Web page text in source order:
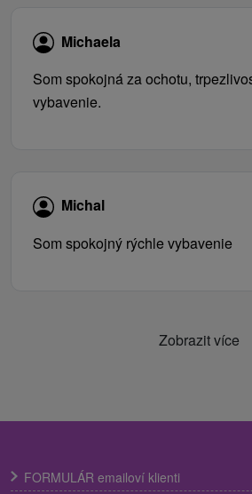
Michaela
Som spokojná za ochotu,
vybavenie.
Michal
Som spokojný rýchle vybavenie
Zobrazit více
FORMULÁR emailoví klienti